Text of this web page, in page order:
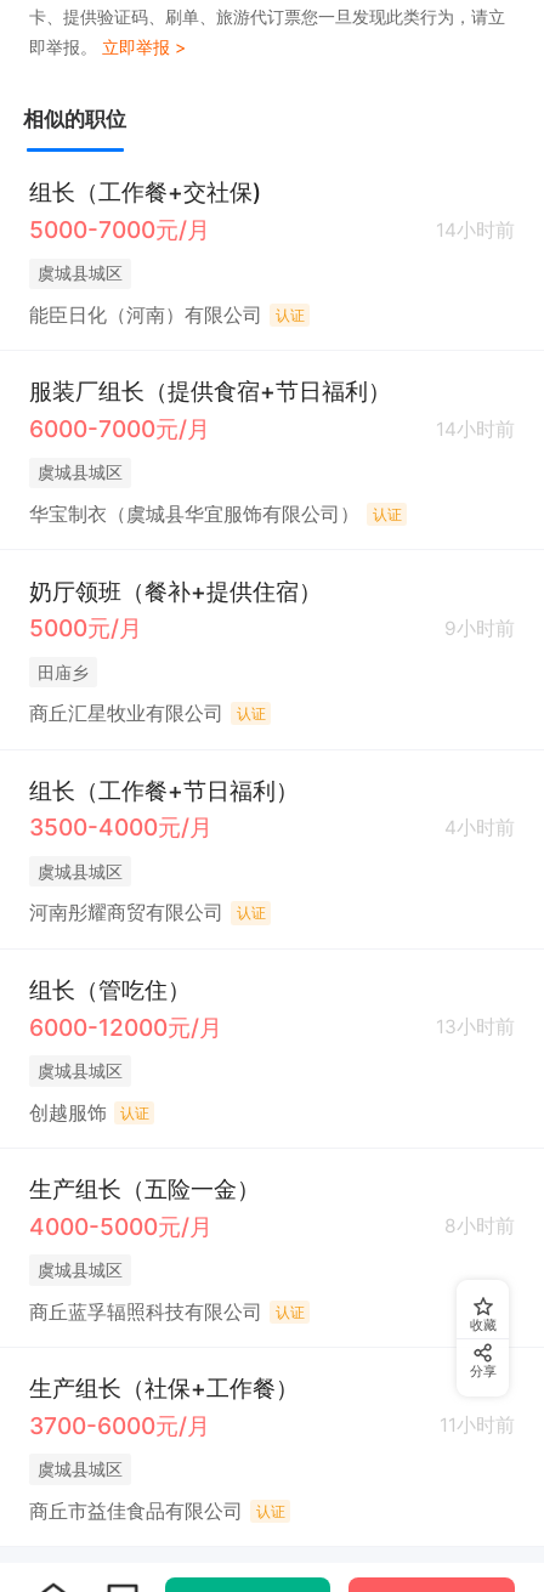
卡、提供验证码、刷单、旅游代订票您一旦发现此类行为，请立
即举报。 立即举报 >
相似的职位
组长（工作餐+交社保)
5000-7000元/月
14小时前
虞城县城区
能臣日化（河南）有限公司 认证
服装厂组长（提供食宿+节日福利）
6000-7000元/月
14小时前
虞城县城区
华宝制衣（虞城县华宜服饰有限公司） 认证
奶厅领班（餐补+提供住宿）
5000元/月
9小时前
田庙乡
商丘汇星牧业有限公司 认证
组长（工作餐+节日福利）
3500-4000元/月
4小时前
虞城县城区
河南彤耀商贸有限公司 认证
组长（管吃住）
6000-12000元/月
13小时前
虞城县城区
创越服饰 认证
生产组长（五险一金）
4000-5000元/月
8小时前
虞城县城区
商丘蓝孚辐照科技有限公司 认证
生产组长（社保+工作餐）
3700-6000元/月
11小时前
虞城县城区
商丘市益佳食品有限公司 认证
收藏
分享